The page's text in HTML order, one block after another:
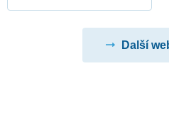
Další